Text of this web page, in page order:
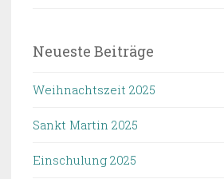
Neueste Beiträge
Weihnachtszeit 2025
Sankt Martin 2025
Einschulung 2025